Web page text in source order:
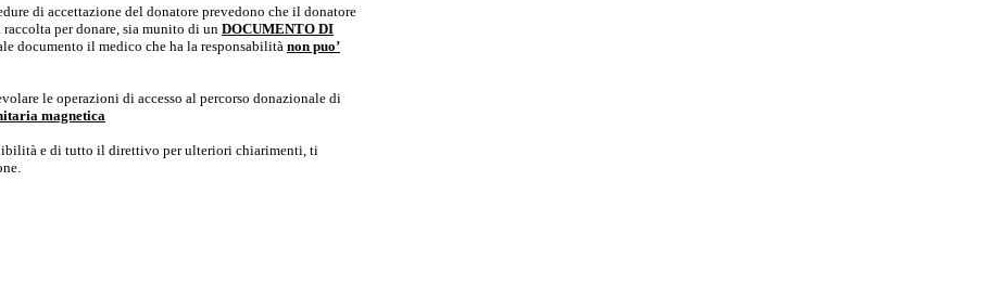
di accettazione del donatore prevedono che il donatore
raccolta per donare, sia munito di un DOCUMENTO DI
documento il medico che ha la responsabilità non puo’
le operazioni di accesso al percorso donazionale di
magnetica
e di tutto il direttivo per ulteriori chiarimenti, ti